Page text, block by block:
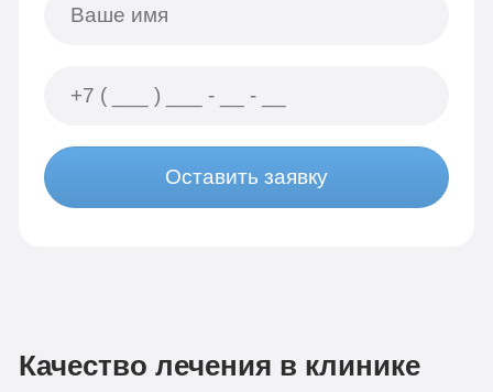
Оставить заявку
Качество лечения в клинике